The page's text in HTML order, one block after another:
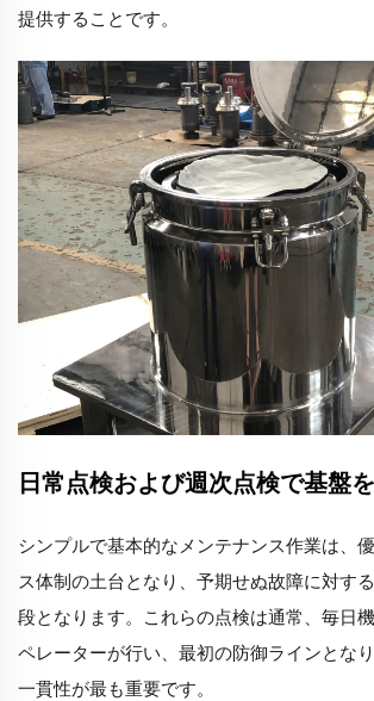
提供することです。
日常点検および週次点検で基盤
シンプルで基本的なメンテナンス作業は、
ス体制の土台となり、予期せぬ故障に対す
段となります。これらの点検は通常、毎日
ペレーターが行い、最初の防御ラインとな
一貫性が最も重要です。